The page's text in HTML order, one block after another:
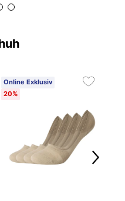
Online Exklusiv
20%